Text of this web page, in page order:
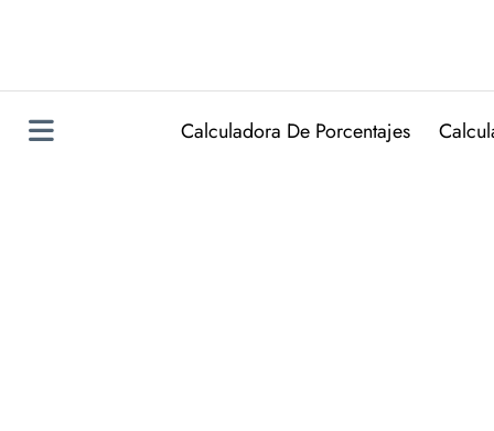
Calculadora De Porcentajes